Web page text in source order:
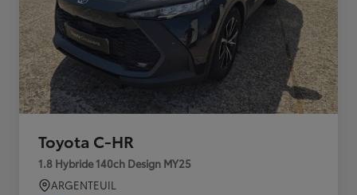
Toyota C-HR
1.8 Hybride 140ch Design MY25
ARGENTEUIL